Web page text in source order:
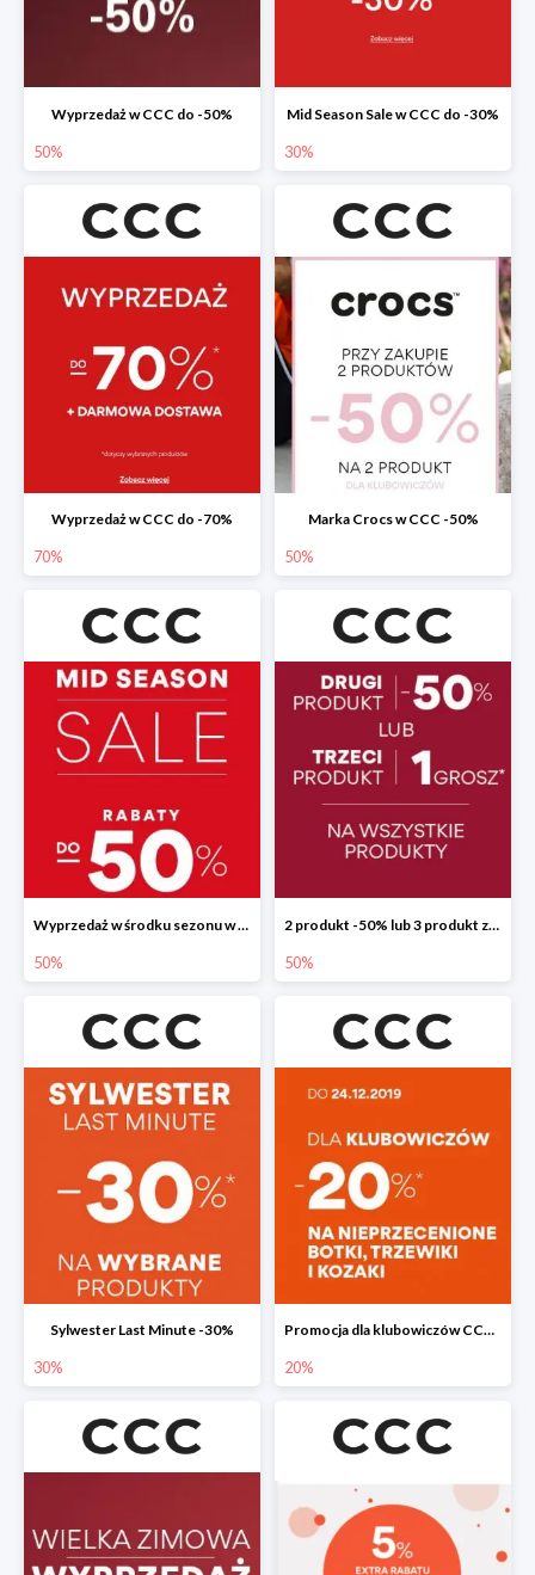
Wyprzedaż w CCC do -50%
50%
Mid Season Sale w CCC do -30%
30%
Wyprzedaż w CCC do -70%
70%
Marka Crocs w CCC -50%
50%
Wyprzedaż w środku sezonu w CCC do -50%
50%
2 produkt -50% lub 3 produkt za 1 grosz
50%
Sylwester Last Minute -30%
30%
Promocja dla klubowiczów CCC do -20%
20%